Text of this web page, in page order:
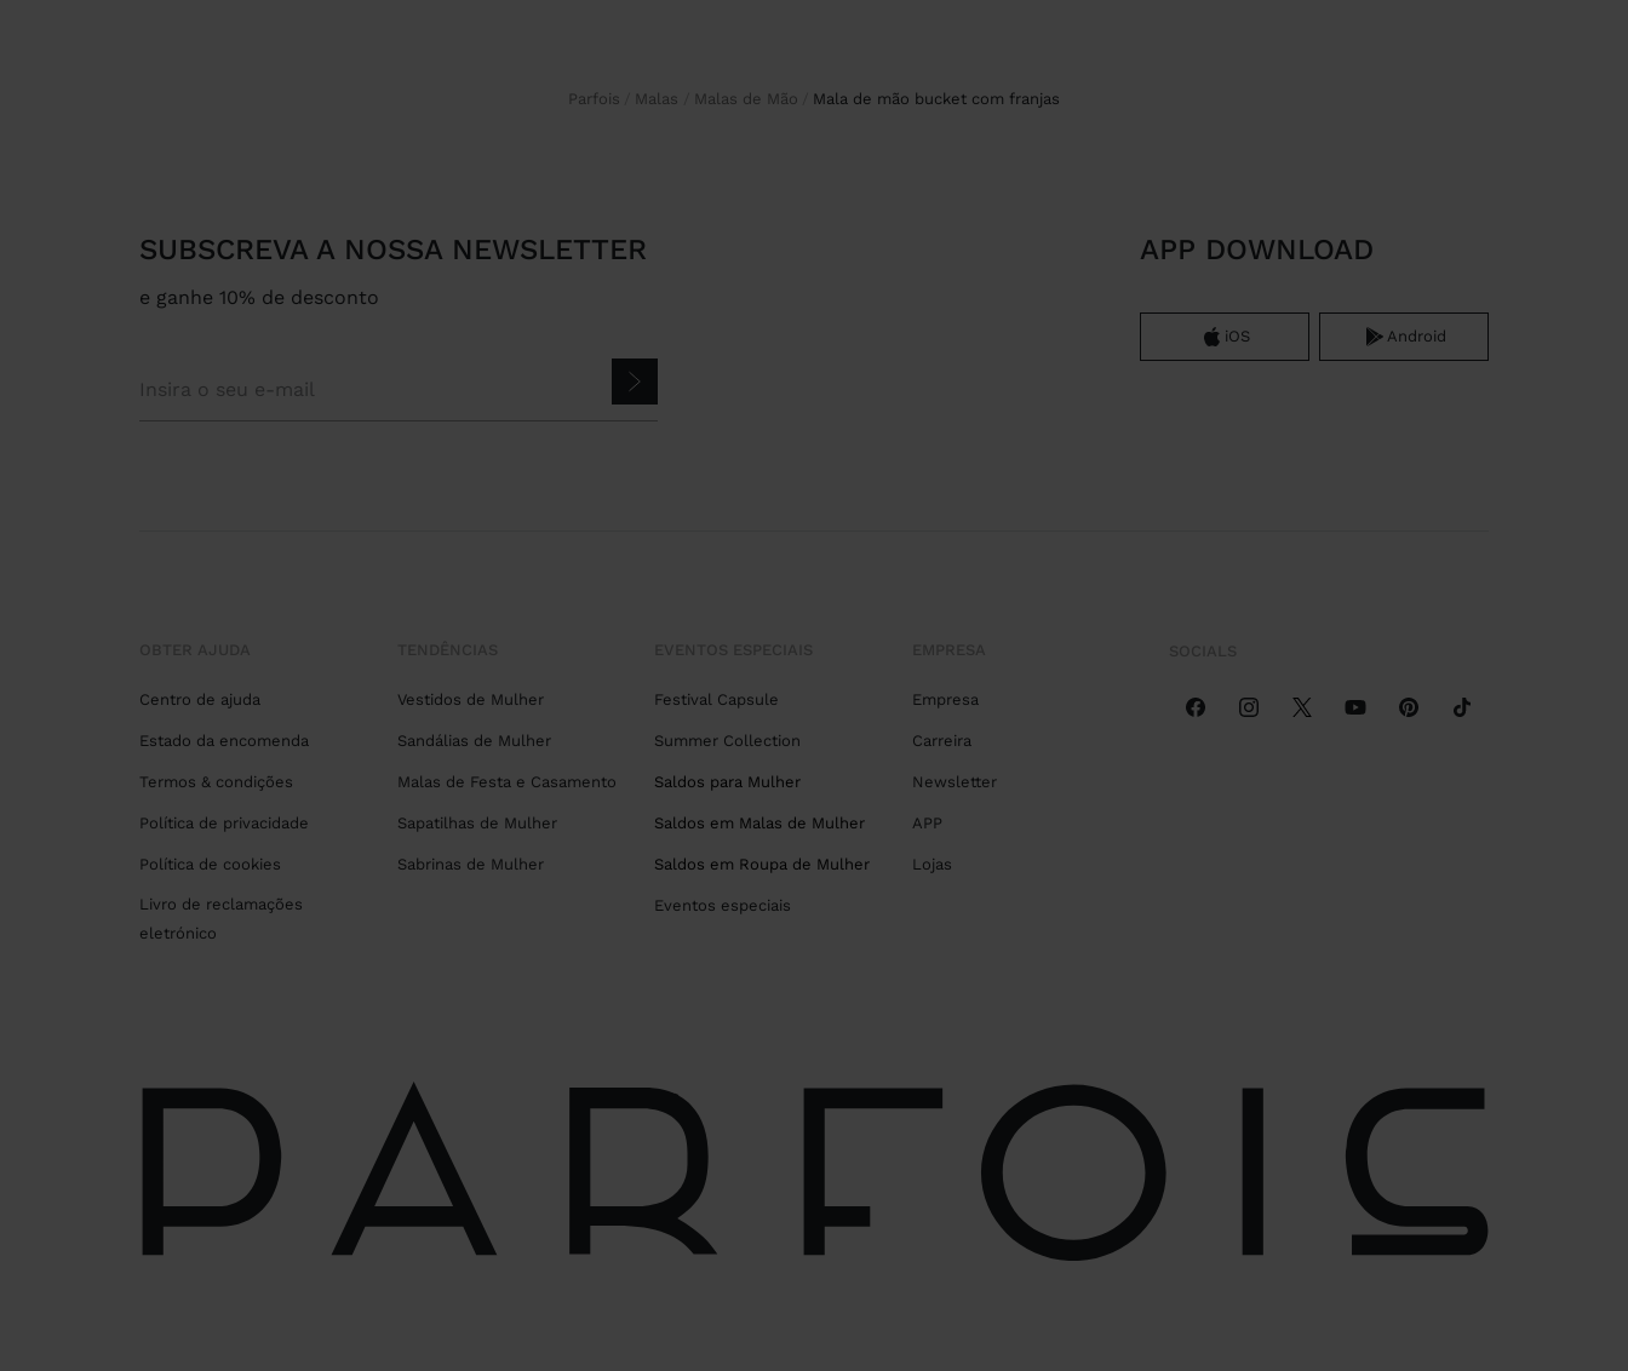
Parfois Malas Malas de Mão mala de mão bucket com franjas
SUBSCREVA A NOSSA NEWSLETTER
e ganhe 10% de desconto
APP DOWNLOAD
iOS Android
Centro de ajuda
Estado da encomenda
Termos & condições
Política de privacidade
Política de cookies
Livro de reclamações
eletrónico
Vestidos de Mulher
Sandálias de Mulher
Malas de Festa e Casamento
Sapatilhas de Mulher
Sabrinas de Mulher
Festival Capsule
Summer Collection
Saldos para Mulher
Saldos em Malas de Mulher
Saldos em Roupa de Mulher
Eventos especiais
Empresa
Carreira
Newsletter
APP
Lojas